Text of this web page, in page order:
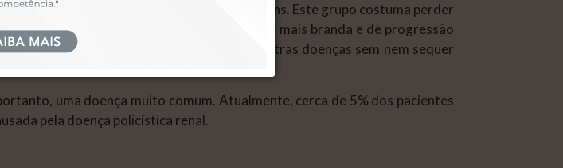
e mais rápido crescimento dos cistos nos rins. Este grupo costuma perder
renal causada pela mutação no PKD2 é mais branda e de progressão
70 anos de idade. Muitos falacem por outras doenças sem nem sequer
uma doença muito comum. Atualmente, cerca de 5% dos pacientes
pela doença policística renal.